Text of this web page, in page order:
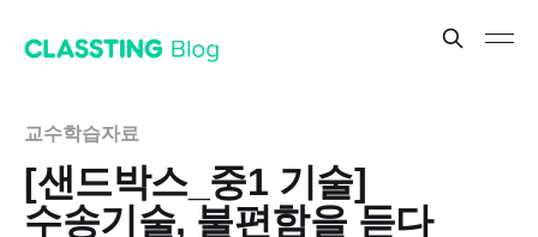
교수학습자료
[샌드박스_중1 기술]
수송기술, 불편함을 듣다